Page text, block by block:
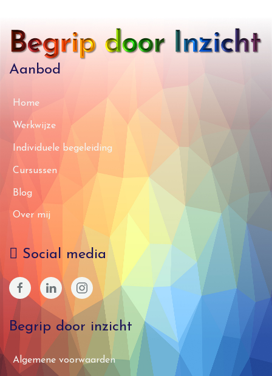
Aanbod
Home
Werkwijze
Individuele begeleiding
Cursussen
Blog
Over mij
Social media
Begrip door inzicht
Algemene voorwaarden